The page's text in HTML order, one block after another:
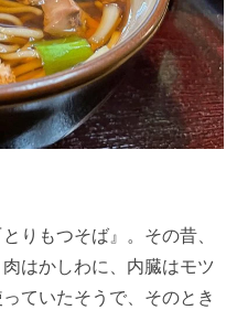
りもつそば』。その昔、
はかしわに、内臓はモツ
ていたそうで、そのとき